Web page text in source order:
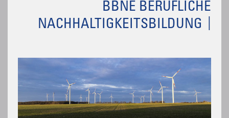
BBNE BERUFLICHE
NACHHALTIGKEITSBILDUNG